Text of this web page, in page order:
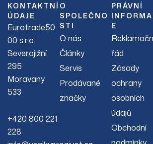
KONTAKTNÍ
ÚDAJE
Eurotrade50
00 s.r.o.
Severojižní
295
Moravany
533
+420 800 221
228
O
SPOLEČNO
STI
O nás
Články
Servis
Prodávané
značky
PRÁVNÍ
E
řád
Zásady
ochrany
osobních
údajů
Obchodní